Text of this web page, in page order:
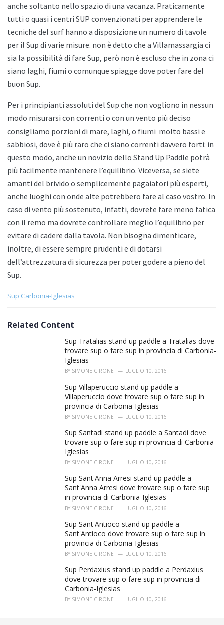
anche soltanto nello spazio di una vacanza. Praticamente
tutti o quasi i centri SUP convenzionati per apprendere le
tecniche del surf hanno a disposizione un numero di tavole
per il Sup di varie misure. non è detto che a Villamassargia ci
sia la possibilità di fare Sup, però non è escluso che in zona ci
siano laghi, fiumi o comunque spiagge dove poter fare del
buon Sup.
Per i principianti assoluti del Sup che non vogliono in nessun
modo misurarsi con correnti o con un vento più deciso
consigliamo porzioni di mare, laghi, o fiumi molto bassi e
sabbiosi, dove è più raro che ci siano correnti davvero forti: in
questo modo, anche un novizio dello Stand Up Paddle potrà
più facilmente mantenere l’equilibrio. Viceversa, se siete
amanti del brivido o semplicemente pagaiatori più esperti,
anche luoghi con onde alte potrebbero fare al caso vostro. In
caso di vento più sostenuto, infatti, dovrete fare meno fatica
con il remo ma dovrete controllare meglio l’equilibrio per
evitare di cadere dalla tavola. Non bisogna dimenticare,
inoltre, di essere sempre prudenti e di dotarsi
dell’attrezzatura di sicurezza per poter godere a pieno del
Sup.
C
e
Sup Carbonia-Iglesias
Related Content
Sup Tratalias stand up paddle a Tratalias dove
trovare sup o fare sup in provincia di Carbonia-
Iglesias
BY SIMONE CIRONE LUGLIO 10, 2016
Sup Villaperuccio stand up paddle a
Villaperuccio dove trovare sup o fare sup in
provincia di Carbonia-Iglesias
BY SIMONE CIRONE LUGLIO 10, 2016
Sup Santadi stand up paddle a Santadi dove
trovare sup o fare sup in provincia di Carbonia-
Iglesias
BY SIMONE CIRONE LUGLIO 10, 2016
Sup Sant'Anna Arresi stand up paddle a
Sant'Anna Arresi dove trovare sup o fare sup
in provincia di Carbonia-Iglesias
BY SIMONE CIRONE LUGLIO 10, 2016
Sup Sant'Antioco stand up paddle a
Sant'Antioco dove trovare sup o fare sup in
provincia di Carbonia-Iglesias
BY SIMONE CIRONE LUGLIO 10, 2016
Sup Perdaxius stand up paddle a Perdaxius
dove trovare sup o fare sup in provincia di
Carbonia-Iglesias
BY SIMONE CIRONE LUGLIO 10, 2016